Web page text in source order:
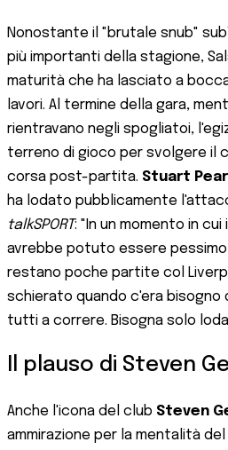
Nonostante il "brutale snub"
più importanti della stagione,
maturità che ha lasciato a
lavori. Al termine della gara,
rientravano negli spogliatoi,
terreno di gioco per svolgere il
corsa post-partita. Stuart
ha lodato pubblicamente
talkSPORT: "In un momento in
avrebbe potuto essere
restano poche partite col
schierato quando c'era bisogno
tutti a correre. Bisogna solo
Il plauso di Steven
Anche l'icona del club Steven
ammirazione per la mentalità del